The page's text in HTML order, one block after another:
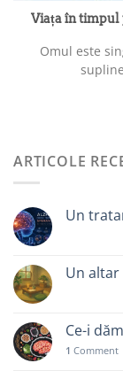
Viața în timpul
Omul este
ARTICOLE
Un
Un
Ce-i
1 Comment